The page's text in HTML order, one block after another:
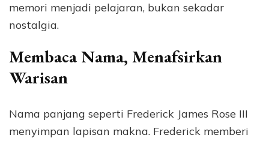
memori menjadi pelajaran, bukan sekadar
nostalgia.
Membaca Nama, Menafsirkan
Warisan
Nama panjang seperti Frederick James Rose III
menyimpan lapisan makna. Frederick memberi